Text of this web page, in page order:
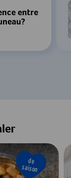
entre
de
saison